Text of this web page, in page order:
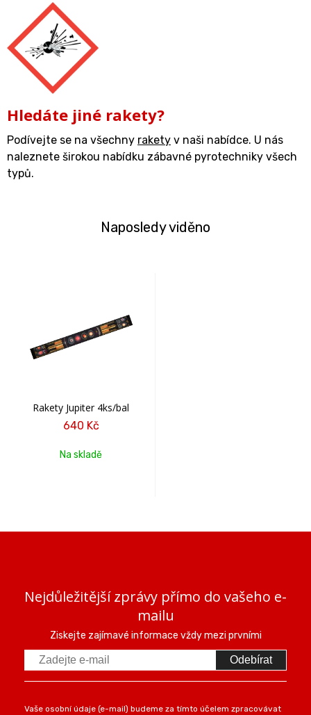
Hledáte jiné rakety?
Podívejte se na všechny rakety v naši nabídce. U nás
naleznete širokou nabídku zábavné pyrotechniky všech
typů.
Naposledy viděno
Rakety Jupiter 4ks/bal
640 Kč
Na skladě
Nejdůležitější zprávy přímo do vašeho e-
mailu
Ziskejte zajímavé informace vždy mezi prvními
Odebírat
Vaše osobní údaje (e-mail) budeme za tímto účelem zpracovávat